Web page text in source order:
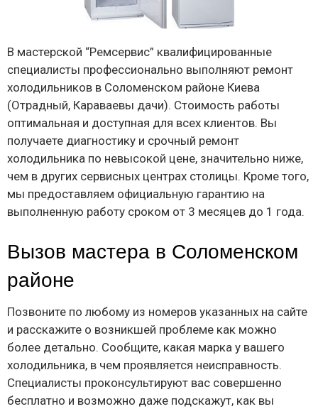
В мастерской “Ремсервис” квалифицированные
специалисты профессионально выполняют ремонт
холодильников в Соломенском районе Киева
(Отрадный, Караваевы дачи). Стоимость работы
оптимальная и доступная для всех клиентов. Вы
получаете диагностику и срочный ремонт
холодильника по невысокой цене, значительно ниже,
чем в других сервисных центрах столицы. Кроме того,
мы предоставляем официальную гарантию на
выполненную работу сроком от 3 месяцев до 1 года.
Вызов мастера в Соломенском
районе
Позвоните по любому из номеров указанных на сайте
и расскажите о возникшей проблеме как можно
более детально. Сообщите, какая марка у вашего
холодильника, в чем проявляется неисправность.
Специалисты проконсультируют вас совершенно
бесплатно и возможно даже подскажут, как вы